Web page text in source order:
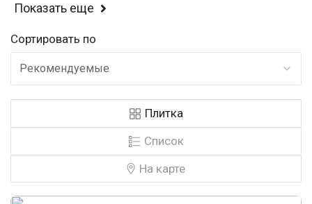
Балкон или лоджия
Детские площадки Комфорт
Детский садик Школа Эконом
Возле метро
Закрытая территория Видеонаблюдение
У воды Панорамные окна У леса
Показать еще
Сортировать по
Рекомендуемые
Плитка
Список
На карте